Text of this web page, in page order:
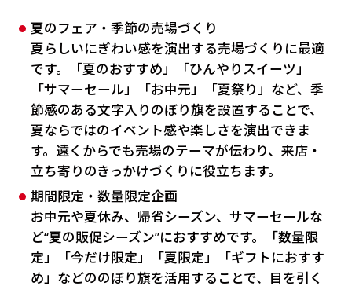
夏のフェア・季節の売場づくり
夏らしいにぎわい感を演出する売場づくりに最適
です。「夏のおすすめ」「ひんやりスイーツ」
「サマーセール」「お中元」「夏祭り」など、季
節感のある文字入りのぼり旗を設置することで、
夏ならではのイベント感や楽しさを演出できま
す。遠くからでも売場のテーマが伝わり、来店・
立ち寄りのきっかけづくりに役立ちます。
期間限定・数量限定企画
お中元や夏休み、帰省シーズン、サマーセールな
ど“夏の販促シーズン”におすすめです。「数量限
定」「今だけ限定」「夏限定」「ギフトにおすす
め」などののぼり旗を活用することで、目を引く